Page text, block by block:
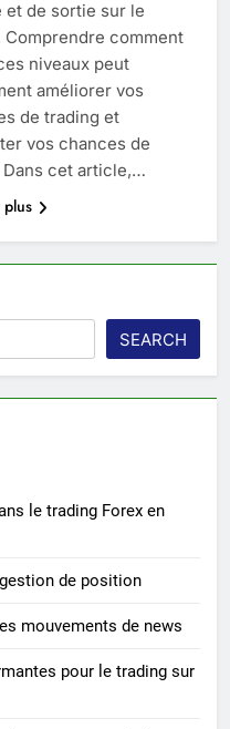
et de sortie sur le
Comprendre comment
niveaux peut
améliorer vos
de trading et
vos chances de
cet article,…
plus
SEARCH
le trading Forex en
de position
mouvements de news
pour le trading sur